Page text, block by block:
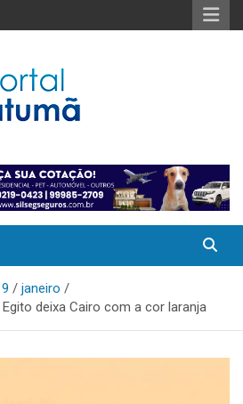
janeiro
deixa Cairo com a cor laranja